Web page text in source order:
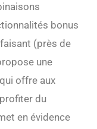
bonus
(près de
une
offre aux
du
en évidence